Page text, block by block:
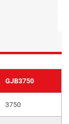
GJB3750
3750